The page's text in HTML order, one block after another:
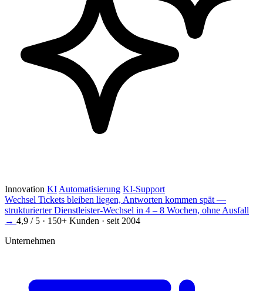
Innovation KI Automatisierung KI-Support
Wechsel Tickets bleiben liegen, Antworten kommen spät —
strukturierter Dienstleister-Wechsel in 4 – 8 Wochen, ohne Ausfall
→ 4,9 / 5 · 150+ Kunden · seit 2004
Unternehmen